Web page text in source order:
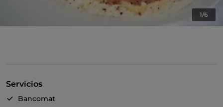
1/6
Servicios
Bancomat